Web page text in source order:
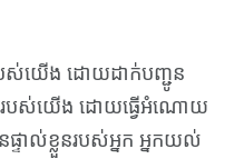
ស់យើង ដោយដាក់បញ្ជូន
របស់យើង ដោយធ្វើអំណោយ
ទាល់ខ្លួនរបស់អ្នក អ្នកយល់